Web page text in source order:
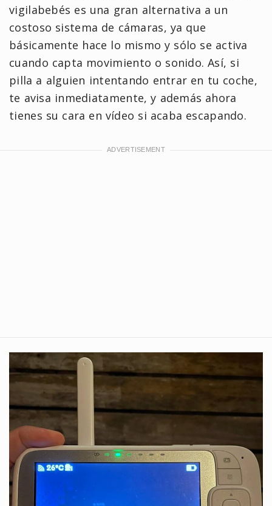
vigilabebés es una gran alternativa a un
costoso sistema de cámaras, ya que
básicamente hace lo mismo y sólo se activa
cuando capta movimiento o sonido. Así, si
pilla a alguien intentando entrar en tu coche,
te avisa inmediatamente, y además ahora
tienes su cara en vídeo si acaba escapando.